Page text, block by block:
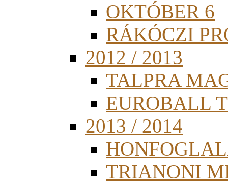
OKTÓBER 6
RÁKÓCZI
2012 / 2013
TALPRA
EUROBALL
2013 / 2014
TRIANONI